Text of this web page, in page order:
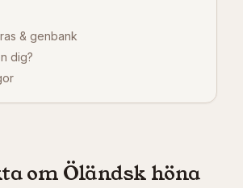
& genbank
dig?
om Öländsk höna